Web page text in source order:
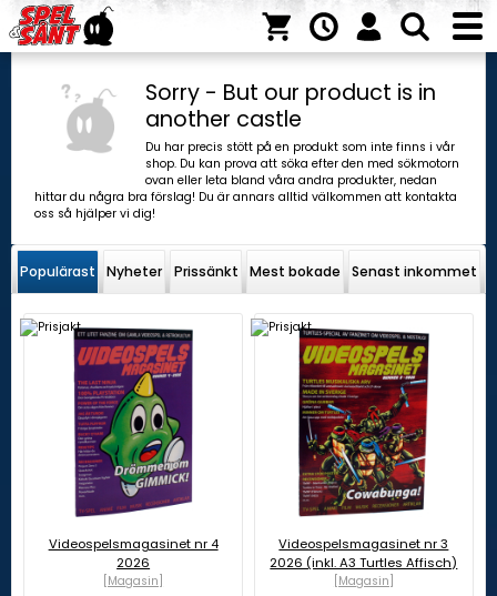
Sorry - But our product is in
another castle
Du har precis stött på en produkt som inte finns i vår
shop. Du kan prova att söka efter den med sökmotorn
ovan eller leta bland våra andra produkter, nedan
hittar du några bra förslag! Du är annars alltid välkommen att kontakta
oss så hjälper vi dig!
Populärast Nyheter Prissänkt Mest bokade Senast inkommet
Videospelsmagasinet nr 4
2026
[Magasin]
Videospelsmagasinet nr 3
2026 (inkl. A3 Turtles Affisch)
[Magasin]